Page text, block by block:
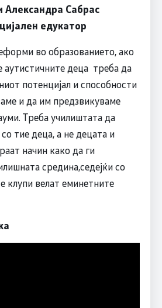
Александра Сабрас
едукатор
во образованието, ако
аутистичните деца треба да
потенцијал и способности
и да им предзвикуваме
Треба училиштата да
тие деца, а не децата и
начин како да ги
средина,седејќи со
клупи велат еминетните